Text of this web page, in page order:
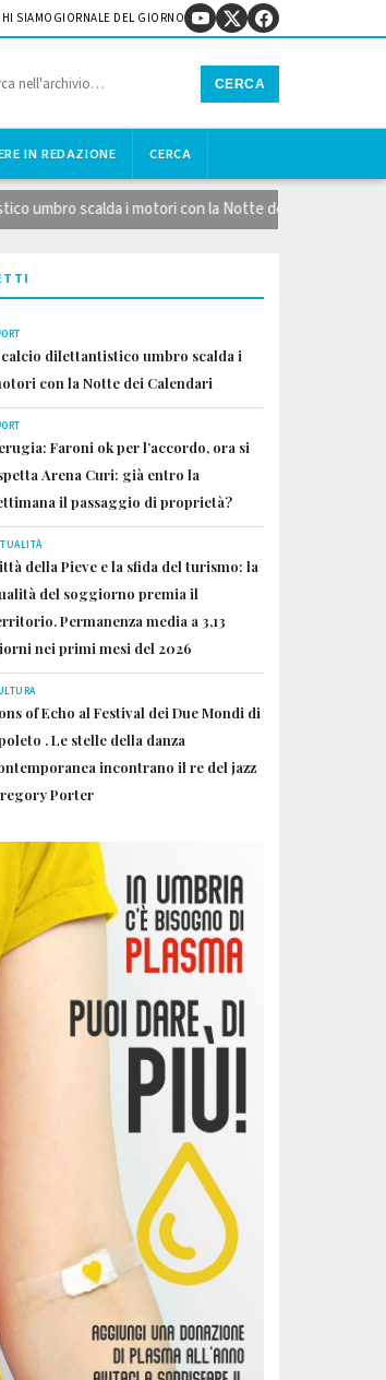
SIAMO GIORNALE DEL GIORNO
CERCA
IN REDAZIONE CERCA
scalda i motori con la Notte dei Calendari
dilettantistico umbro scalda i
con la Notte dei Calendari
Faroni ok per l’accordo, ora si
Arena Curi: già entro la
il passaggio di proprietà?
della Pieve e la sfida del turismo: la
del soggiorno premia il
Permanenza media a 3,13
nei primi mesi del 2026
of Echo al Festival dei Due Mondi di
. Le stelle della danza
incontrano il re del jazz
Porter